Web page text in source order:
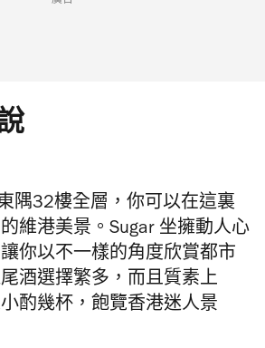
隅32樓全層，你可以在這裏
維港美景。Sugar 坐擁動人心
你以不一樣的角度欣賞都市
酒選擇繁多，而且質素上
酌幾杯，飽覽香港迷人景